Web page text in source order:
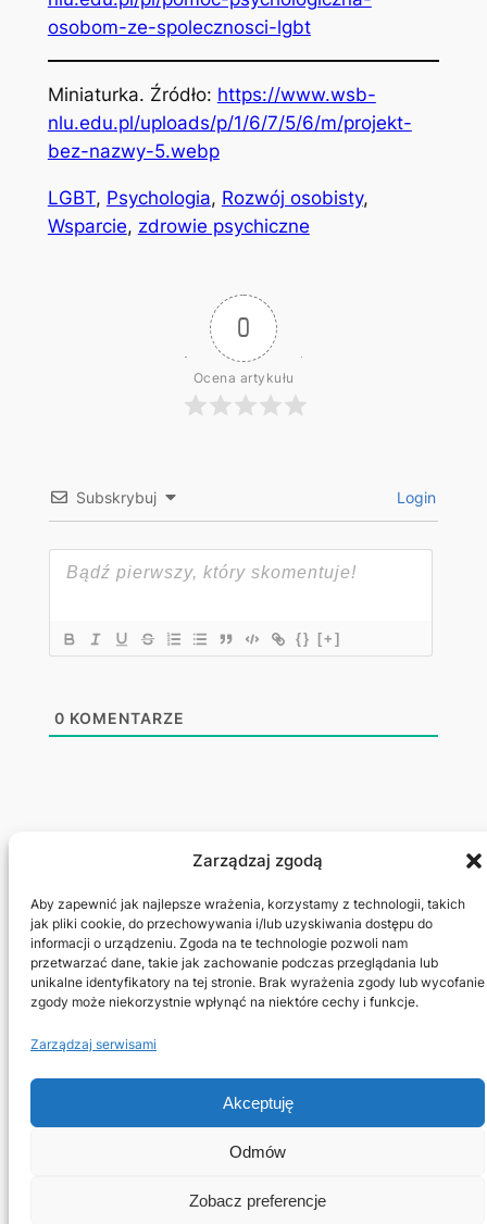
Zarządzaj zgodą
Aby zapewnić jak najlepsze wrażenia, korzystamy z technologii, takich
jak pliki cookie, do przechowywania i/lub uzyskiwania dostępu do
informacji o urządzeniu. Zgoda na te technologie pozwoli nam
przetwarzać dane, takie jak zachowanie podczas przeglądania lub
unikalne identyfikatory na tej stronie. Brak wyrażenia zgody lub wycofanie
zgody może niekorzystnie wpłynąć na niektóre cechy i funkcje.
Zarządzaj serwisami
Akceptuję
Odmów
Zobacz preferencje
osobom-ze-spolecznosci-lgbt
Miniaturka. Źródło: https://www.wsb-
nlu.edu.pl/uploads/p/1/6/7/5/6/m/projekt-
bez-nazwy-5.webp
LGBT, Psychologia, Rozwój osobisty
Wsparcie, zdrowie psychiczne
0
Ocena artykułu
Subskrybuj Login
{} [+]
0 KOMENTARZE
Amelia & Nadia Krasucka
Kontakt
Mastodon